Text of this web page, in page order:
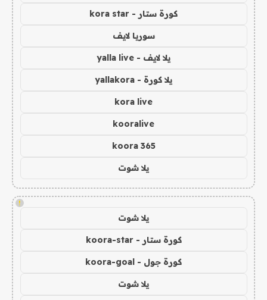
كورة ستار - kora star
سوريا لايف
يلا لايف - yalla live
يلا كورة - yallakora
kora live
kooralive
koora 365
يلا شوت
!
يلا شوت
كورة ستار - koora-star
كورة جول - koora-goal
يلا شوت